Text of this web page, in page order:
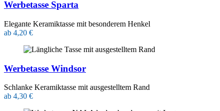
Werbetasse Sparta
Elegante Keramiktasse mit besonderem Henkel
ab 4,20 €
Werbetasse Windsor
Schlanke Keramiktasse mit ausgestelltem Rand
ab 4,30 €